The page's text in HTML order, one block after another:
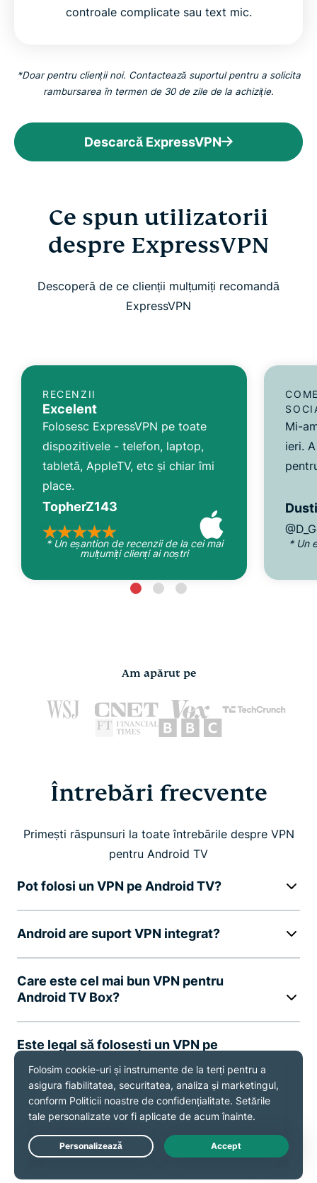
controale complicate sau text mic.
*Doar pentru clienții noi. Contactează suportul pentru a solicita
rambursarea în termen de 30 de zile de la achiziție.
Descarcă ExpressVPN
Ce spun utilizatorii
despre ExpressVPN
Descoperă de ce clienții mulțumiți recomandă
ExpressVPN
RECENZII
Excelent
Folosesc ExpressVPN pe toate
dispozitivele - telefon, laptop,
tabletă, AppleTV, etc și chiar îmi
place.
TopherZ143
* Un eșantion de recenzii de la cei mai
mulțumiți clienți ai noștri
Mi-
ieri.
* Un
Am apărut pe
Întrebări frecvente
Primești răspunsuri la toate întrebările despre VPN
pentru Android TV
Pot folosi un VPN pe Android TV?
Android are suport VPN integrat?
Care este cel mai bun VPN pentru
Android TV Box?
Este legal să folosești un VPN pe
Pot folosi ExpressVPN pe alte
dispozitive în același timp?
Live Chat